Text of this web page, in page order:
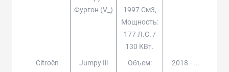
Фургон (v_)
1997 См3,
Мощность:
177 Л.с. /
130 КВт.
Citroën
Jumpy Iii
Объем:
2018 - ...